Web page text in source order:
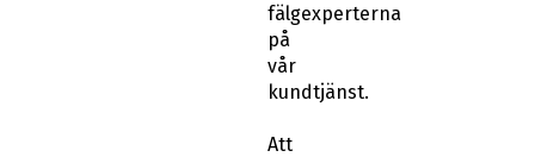
fälgexperterna
på
vår
kundtjänst.
Att